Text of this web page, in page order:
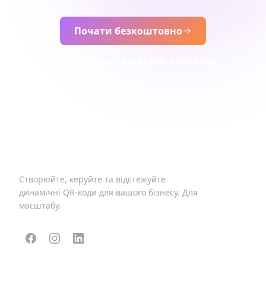
Почати безкоштовно
Створюйте, керуйте та відстежуйте
динамічні QR-коди для вашого бізнесу. Для
масштабу.